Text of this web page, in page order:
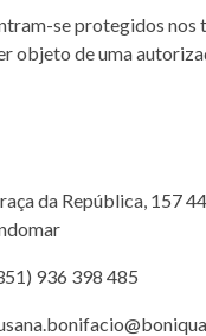
se protegidos
objeto de uma
da República, 157
936 398 485